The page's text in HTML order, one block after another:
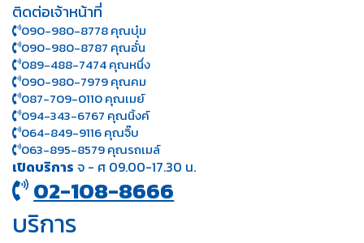
ติดต่อเจ้าหน้าที่
090-980-8778 คุณบุ๋ม
090-980-8787 คุณอั๋น
089-488-7474 คุณหนึ่ง
090-980-7979 คุณคม
087-709-0110 คุณเมย์
094-343-6767 คุณนิ้งค์
064-849-9116 คุณจิ๊บ
063-895-8 579คุณรถเมล์
เปิดบริการ จ - ศ 09.00-17.30 น.
02-108-8666
บริการ